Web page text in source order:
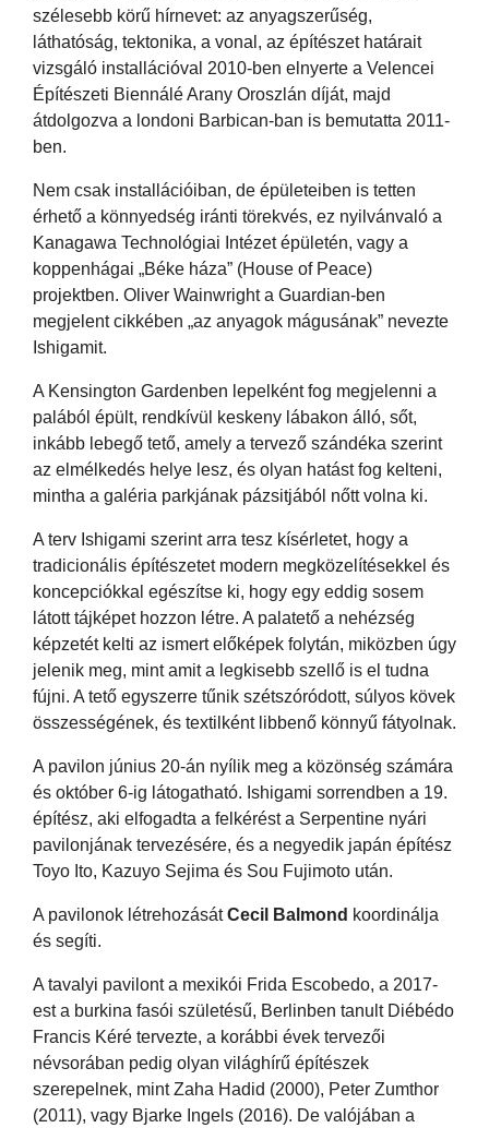
szélesebb körű hírnevet: az anyagszerűség,
láthatóság, tektonika, a vonal, az építészet határait
vizsgáló installációval 2010-ben elnyerte a Velencei
Építészeti Biennálé Arany Oroszlán díját, majd
átdolgozva a londoni Barbican-ban is bemutatta 2011-
ben.
Nem csak installációiban, de épületeiben is tetten
érhető a könnyedség iránti törekvés, ez nyilvánvaló a
Kanagawa Technológiai Intézet épületén, vagy a
koppenhágai „Béke háza” (House of Peace)
projektben. Oliver Wainwright a Guardian-ben
megjelent cikkében „az anyagok mágusának” nevezte
Ishigamit.
A Kensington Gardenben lepelként fog megjelenni a
palából épült, rendkívül keskeny lábakon álló, sőt,
inkább lebegő tető, amely a tervező szándéka szerint
az elmélkedés helye lesz, és olyan hatást fog kelteni,
mintha a galéria parkjának pázsitjából nőtt volna ki.
A terv Ishigami szerint arra tesz kísérletet, hogy a
tradicionális építészetet modern megközelítésekkel és
koncepciókkal egészítse ki, hogy egy eddig sosem
látott tájképet hozzon létre. A palatető a nehézség
képzetét kelti az ismert előképek folytán, miközben úgy
jelenik meg, mint amit a legkisebb szellő is el tudna
fújni. A tető egyszerre tűnik szétszóródott, súlyos kövek
összességének, és textilként libbenő könnyű fátyolnak.
A pavilon június 20-án nyílik meg a közönség számára
és október 6-ig látogatható. Ishigami sorrendben a 19.
építész, aki elfogadta a felkérést a Serpentine nyári
pavilonjának tervezésére, és a negyedik japán építész
Toyo Ito, Kazuyo Sejima és Sou Fujimoto után.
A pavilonok létrehozásátCecil Balmond koordinálja
és segíti.
A tavalyi pavilont a mexikói Frida Escobedo, a 2017-
est a burkina fasói születésű, Berlinben tanult Diébédo
Francis Kéré tervezte, a korábbi évek tervezői
névsorában pedig olyan világhírű építészek
szerepelnek, mint Zaha Hadid (2000), Peter Zumthor
(2011), vagy Bjarke Ingels (2016). De valójában a